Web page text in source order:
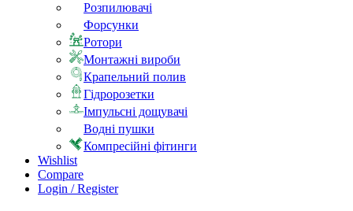
Розпилювачі
Форсунки
Ротори
Монтажні вироби
Крапельний полив
Гідророзетки
Імпульсні дощувачі
Водні пушки
Компресійні фітинги
Wishlist
Compare
Login / Register